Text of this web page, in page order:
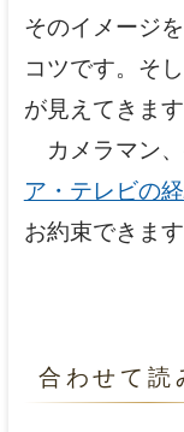
そのイメージ
コツです。そ
が見えてきます
カメラマン、
ア・テレビの
お約束できます
合わせて読